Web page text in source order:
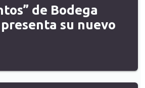
de Bodega
su nuevo